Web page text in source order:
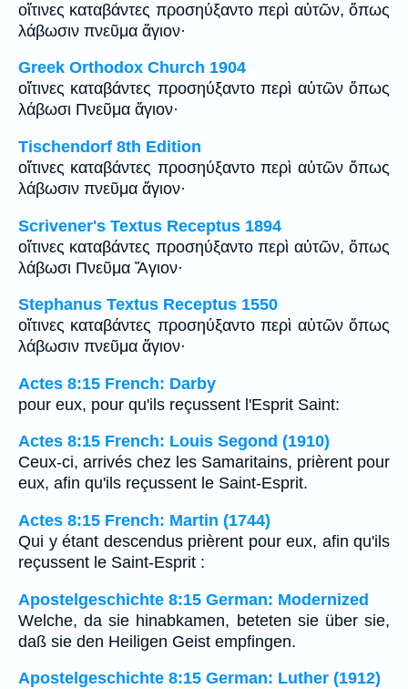
οἵτινες καταβάντες προσηύξαντο περὶ αὐτῶν, ὅπως
λάβωσιν πνεῦμα ἅγιον·
Greek Orthodox Church 1904
οἵτινες καταβάντες προσηύξαντο περὶ αὐτῶν ὅπως
λάβωσι Πνεῦμα ἅγιον·
Tischendorf 8th Edition
οἵτινες καταβάντες προσηύξαντο περὶ αὐτῶν ὅπως
λάβωσιν πνεῦμα ἅγιον·
Scrivener's Textus Receptus 1894
οἵτινες καταβάντες προσηύξαντο περὶ αὐτῶν, ὅπως
λάβωσι Πνεῦμα Ἅγιον·
Stephanus Textus Receptus 1550
οἵτινες καταβάντες προσηύξαντο περὶ αὐτῶν ὅπως
λάβωσιν πνεῦμα ἅγιον·
Actes 8:15 French: Darby
pour eux, pour qu'ils reçussent l'Esprit Saint:
Actes 8:15 French: Louis Segond (1910)
Ceux-ci, arrivés chez les Samaritains, prièrent pour
eux, afin qu'ils reçussent le Saint-Esprit.
Actes 8:15 French: Martin (1744)
Qui y étant descendus prièrent pour eux, afin qu'ils
reçussent le Saint-Esprit :
Apostelgeschichte 8:15 German: Modernized
Welche, da sie hinabkamen, beteten sie über sie,
daß sie den Heiligen Geist empfingen.
Apostelgeschichte 8:15 German: Luther (1912)